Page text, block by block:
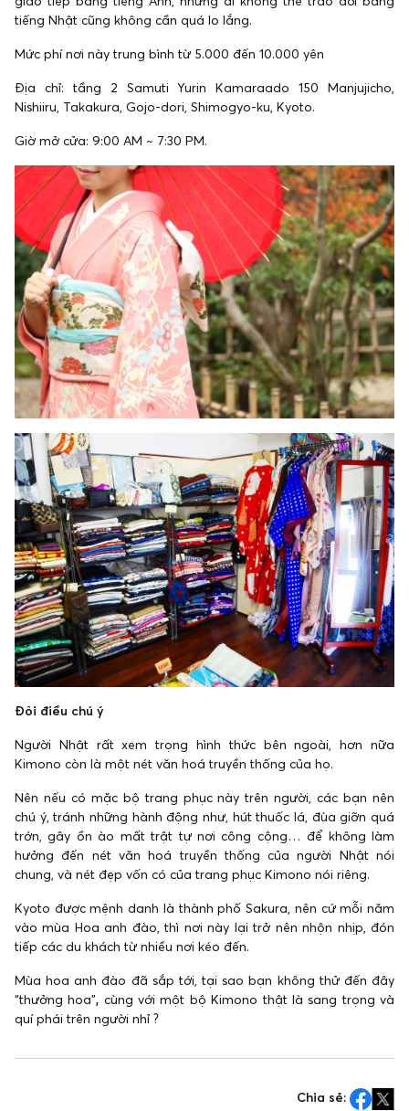
tiếng Nhật cũng không cần quá lo lắng.
Mức phí nơi này trung bình từ 5.000 đến 10.000 yên
Địa chỉ: tầng 2 Samuti Yurin Kamaraado 150 Manjujicho,
Nishiiru, Takakura, Gojo-dori, Shimogyo-ku, Kyoto.
Giờ mở cửa: 9:00 AM ~ 7:30 PM.
Đôi điều chú ý
Người Nhật rất xem trọng hình thức bên ngoài, hơn nữa
Kimono còn là một nét văn hoá truyền thống của họ.
Nên nếu có mặc bộ trang phục này trên người, các bạn nên
chú ý, tránh những hành động như, hút thuốc lá, đùa giỡn quá
trớn, gây ồn ào mất trật tự nơi công cộng… để không làm
hưởng đến nét văn hoá truyền thống của người Nhật nói
chung, và nét đẹp vốn có của trang phục Kimono nói riêng.
Kyoto được mệnh danh là thành phố Sakura, nên cứ mỗi năm
vào mùa Hoa anh đào, thì nơi này lại trở nên nhộn nhịp, đón
tiếp các du khách từ nhiều nơi kéo đến.
Mùa hoa anh đào đã sắp tới, tại sao bạn không thử đến đây
“thưởng hoa”, cùng với một bộ Kimono thật là sang trọng và
quí phái trên người nhỉ ?
Chia sẻ: